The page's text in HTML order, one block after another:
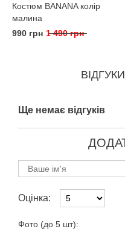
Костюм BANANA колір
малина
990 грн 1 490 грн
Ще немає відгуків
Оцінка:
Фото (до 5 шт):